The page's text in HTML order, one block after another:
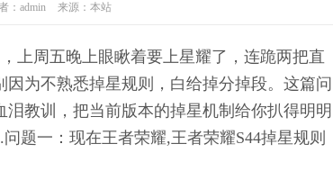
：admin 来源：本站
上周五晚上眼瞅着要上星耀了，连跪两把直
为不熟悉掉星规则，白给掉分掉段。这篇问
教训，把当前版本的掉星机制给你扒得明明
题一：现在王者荣耀,王者荣耀S44掉星规则